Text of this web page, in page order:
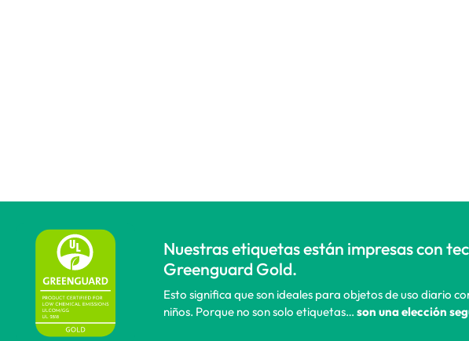
Nuestras etiquetas están impresas con
Greenguard Gold.
Esto significa que son ideales para objetos de uso diario
niños. Porque no son solo etiquetas… son una elección